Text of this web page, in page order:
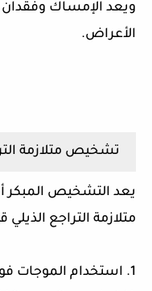
ويعد الإمساك وفقدان
الأعراض.
تشخيص متلازمة
يعد التشخيص المبكر
متلازمة التراجع
1. استخدام الموجات